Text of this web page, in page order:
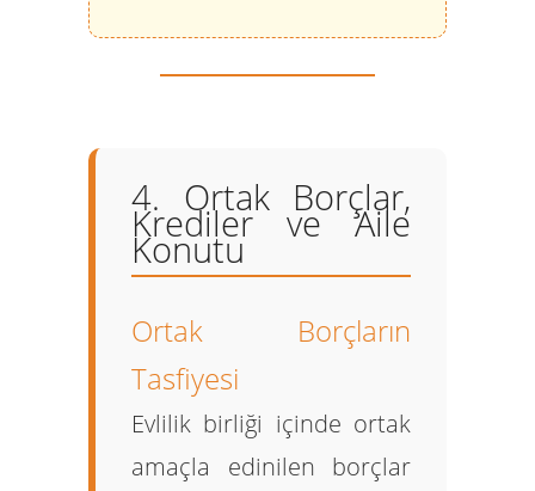
4. Ortak Borçlar,
Krediler ve Aile
Konutu
Ortak Borçların
Tasfiyesi
Evlilik birliği içinde ortak
amaçla edinilen borçlar